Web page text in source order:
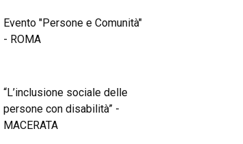
Evento "Persone e Comunità"
- ROMA
“L’inclusione sociale delle
persone con disabilità” -
MACERATA